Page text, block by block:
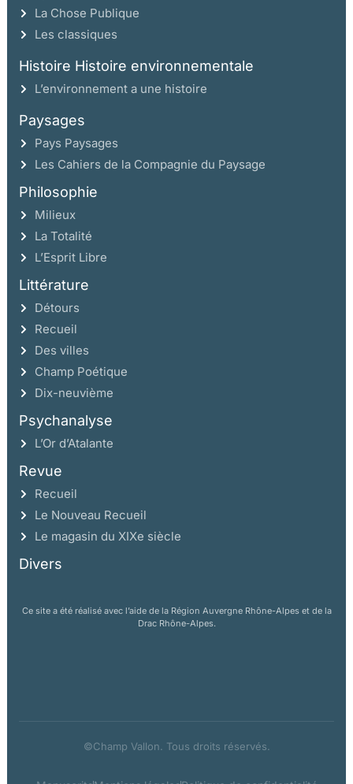
La Chose Publique
Les classiques
Histoire Histoire environnementale
L’environnement a une histoire
Paysages
Pays Paysages
Les Cahiers de la Compagnie du Paysage
Philosophie
Milieux
La Totalité
L’Esprit Libre
Littérature
Détours
Recueil
Des villes
Champ Poétique
Dix-neuvième
Psychanalyse
L’Or d’Atalante
Revue
Recueil
Le Nouveau Recueil
Le magasin du XIXe siècle
Divers
Ce site a été réalisé avec l’aide de la Région Auvergne Rhône-Alpes et de la
Drac Rhône-Alpes.
©Champ Vallon. Tous droits réservés.